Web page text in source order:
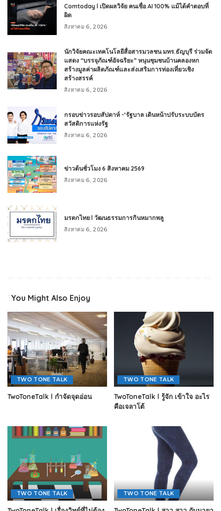
Comtoday l เปิดผลวิจัย คนเชื่อ AI 100% แม้ได้คำตอบที่
ผิด
สิงหาคม 6, 2026
นักวิจัยคณะเทคโนโลยีสื่อสารมวลชน มทร.ธัญบุรี ร่วมจัด
แสดง “บรรจุภัณฑ์อัจฉริยะ” หนุนชุมชนบ้านคลองหก
สร้างมูลค่าผลิตภัณฑ์และส่งเสริมการท่องเที่ยวเชิง
สร้างสรรค์
สิงหาคม 6, 2026
กรอบข่าวรอบสัปดาห์ -‘รัฐบาล เดินหน้าปรับระบบบัตร
สวัสดิการแห่งรัฐ
สิงหาคม 6, 2026
ข่าวต้นชั่วโมง 6 สิงหาคม 2569
สิงหาคม 6, 2026
มรดกไทย l วัฒนธรรมการกินหมากพลู
สิงหาคม 6, 2026
You Might Also Enjoy
TWO TONE TALK
TwoToneTalk l กำจัดจุดอ่อน
TWO TONE TALK
TwoToneTalk l รู้จัก เข้าใจ อะไร
คือเจลาโต้
TWO TONE TALK TWO TONE TALK